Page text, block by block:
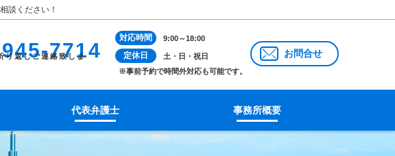
談ください！
7714
対応時間 9:00～18:00
定休日
土・日・祝日
※事前予約で時間外対応も可能です。
お問合せ
代表弁護士 事務所概要